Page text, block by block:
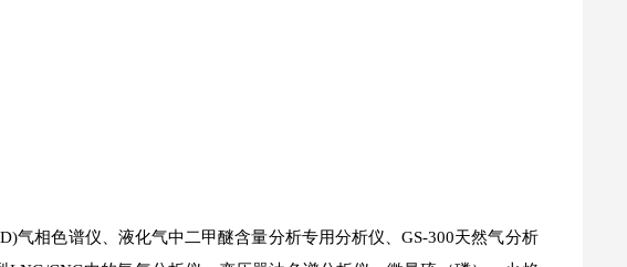
气相色谱仪、液化气中二甲醚含量分析专用分析仪、GS-300天然气分析